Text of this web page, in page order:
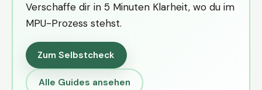
Verschaffe dir in 5 Minuten Klarheit, wo du im
MPU-Prozess stehst.
Zum Selbstcheck
Alle Guides ansehen